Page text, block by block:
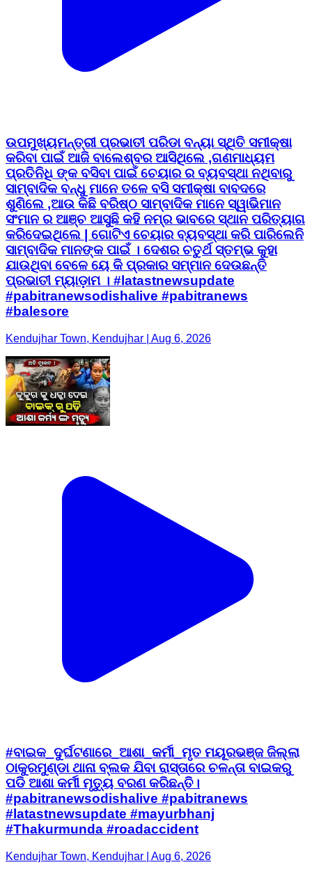
ଉପମୁଖ୍ୟମନ୍ତ୍ରୀ ପ୍ରଭାତୀ ପରିଡା ବନ୍ୟା ସ୍ଥିତି ସମୀକ୍ଷା
କରିବା ପାଇଁ ଆଜି ବାଲେଶ୍ବର ଆସିଥିଲେ ,ଗଣମାଧ୍ୟମ
ପ୍ରତିନିଧି ଙ୍କ ବସିବା ପାଇଁ ଚେୟାର ର ବ୍ୟବସ୍ଥା ନଥିବାରୁ
ସାମ୍ବାଦିକ ବନ୍ଧୁ ମାନେ ତଳେ ବସି ସମୀକ୍ଷା ବାବଦରେ
ଶୁଣିଲେ ,ଆଉ କିଛି ବରିଷ୍ଠ ସାମ୍ବାଦିକ ମାନେ ସ୍ୱାଭିମାନ
ସଂମାନ ର ଆଞ୍ଚ ଆସୁଛି କହି ନମ୍ର ଭାବରେ ସ୍ଥାନ ପରିତ୍ୟାଗ
କରିଦେଇଥିଲେ | ଗୋଟିଏ ଚେୟାର ବ୍ୟବସ୍ଥା କରି ପାରିଲେନି
ସାମ୍ବାଦିକ ମାନଙ୍କ ପାଇଁ । ଦେଶର ଚତୁର୍ଥ ସ୍ତମ୍ଭ କୁହା
ଯାଉଥିବା ବେଳେ ୟେ କି ପ୍ରକାର ସମ୍ମାନ ଦେଉଛନ୍ତି
ପ୍ରଭାତୀ ମ୍ୟାଡ଼ାମ । #latastnewsupdate
#pabitranewsodishalive #pabitranews
#balesore
Kendujhar Town, Kendujhar | Aug 6, 2026
#ବାଇକ_ଦୁର୍ଘଟଣାରେ_ଆଶା_କର୍ମୀ_ମୃତ ମୟୂରଭଞ୍ଜ ଜିଲ୍ଲା
ଠାକୁରମୁଣ୍ଡା ଥାନା ବ୍ଲକ ଯିବା ରାସ୍ତାରେ ଚଳନ୍ତା ବାଇକରୁ
ପଡି ଆଶା କର୍ମୀ ମୃତ୍ୟୁ ବରଣ କରିଛନ୍ତି।
#pabitranewsodishalive #pabitranews
#latastnewsupdate #mayurbhanj
#Thakurmunda #roadaccident
Kendujhar Town, Kendujhar | Aug 6, 2026